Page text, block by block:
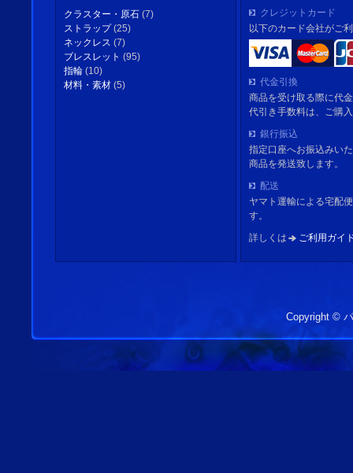
クラスター・原石 (7)
ストラップ(25)
ネックレス (7)
ブレスレット (95)
指輪 (10)
材料・素材 (5)
クレジットカード
以下のカード会社がご
代金引換
商品を受け取る際に代
代引き手数料は、ご購
銀行振込
指定口座へお振込みい
商品を発送致します。
配送
ヤマト運輸による宅配
す。
詳しくは
ご利用ガイ
Copyright ©